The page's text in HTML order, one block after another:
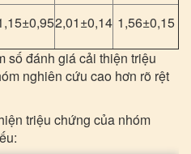
2,01±0,14 1,56±0,15
số đánh giá cải thiện triệu
nghiên cứu cao hơn rõ rệt
triệu chứng của nhóm